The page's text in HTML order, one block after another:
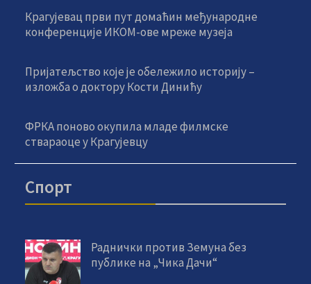
Крагујевац први пут домаћин међународне
конференције ИКОМ-ове мреже музеја
Пријатељство које је обележило историју –
изложба о доктору Кости Динићу
ФРКА поново окупила младе филмске
ствараоце у Крагујевцу
Спорт
Раднички против Земуна без
публике на „Чика Дачи“